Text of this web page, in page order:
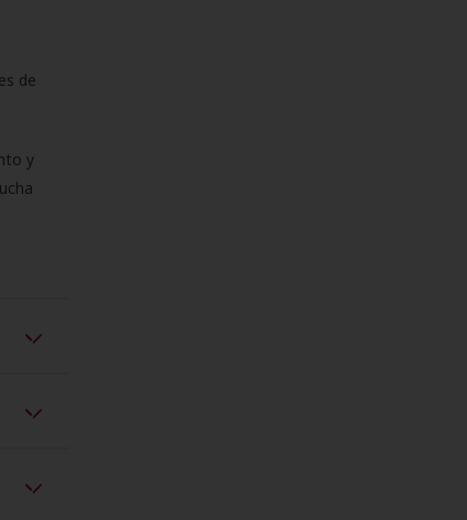
de
y